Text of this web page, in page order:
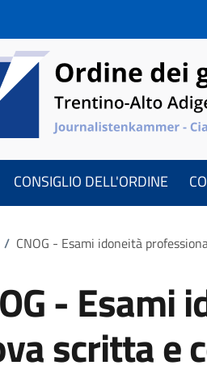
CONSIGLIO DELL'ORDINE
di pane
/ CNOG - Esami idoneità
- Esami
scritta e